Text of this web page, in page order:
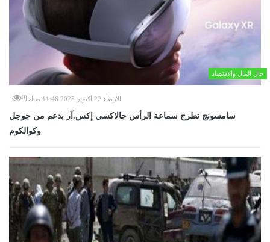
حال المال والاقتصاد
الأربعاء 22 أكتوبر 2025 11:46 صباحاً 0
سامسونج تطرح سماعة الرأس جالاكسي إكس.آر بدعم من جوجل
وكوالكوم